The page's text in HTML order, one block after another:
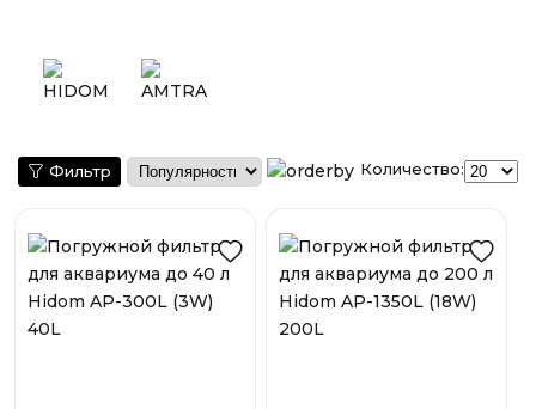
Фильтр Количество: